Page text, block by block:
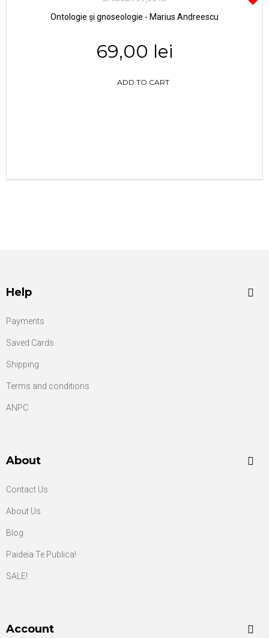
Ontologie și gnoseologie - Marius Andreescu
69,00 lei
ADD TO CART
Help
Payments
Saved Cards
Shipping
Terms and conditions
ANPC
About
Contact Us
About Us
Blog
Paideia Te Publica!
SALE!
Account